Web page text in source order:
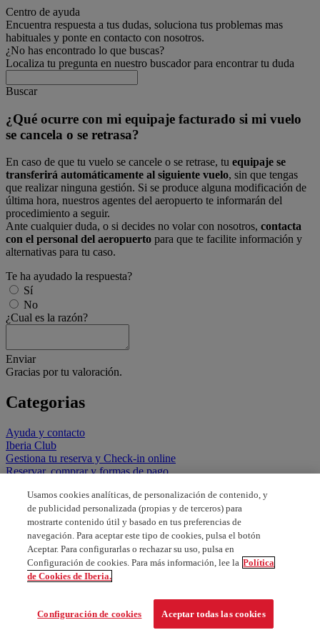
Centro de ayuda
Encuentra respuesta a tus dudas, soluciona tus problemas mas
habituales y ponte en contacto con nosotros.
¿No has encontrado lo que buscas?
Localiza tu pregunta en nuestro buscador para encontrar tu duda
Buscar
¿Qué ocurre con mi equipaje facturado si mi vuelo
se cancela o se retrasa?
En caso de que tu vuelo se cancele o se retrase, tu equipaje se
transferirá automáticamente al siguiente vuelo, sin que tengas
que realizar ninguna gestión. Si se produce alguna modificación de
última hora, nuestros agentes del aeropuerto te informarán del
procedimiento a seguir.
Ante cualquier duda, o si decides no volar con nosotros, contacta
con el personal del aeropuerto para que te facilite información y
alternativas para tu caso.
Te ha ayudado la respuesta?
Sí
No
¿Cual es la razón?
Enviar
Gracias por tu valoración.
Categorias
Ayuda y contacto
Iberia Club
Gestiona tu reserva y Check-in online
Reservar, comprar y formas de pago
Menores, familias, asistencia especial y documentación
Tarifas, descuentos, promociones y vuelos especiales
Vuelos y servicios en el aeropuerto
Nuestras clases y servicios a bordo
Usamos cookies analíticas, de personalización de contenido, y
de publicidad personalizada (propias y de terceros) para
mostrarte contenido útil y basado en tus preferencias de
navegación. Para aceptar este tipo de cookies, pulsa el botón
Aceptar. Para configurarlas o rechazar su uso, pulsa en
Configuración de cookies. Para más información, lee la Política
de Cookies de Iberia.
Configuración de cookies Aceptar todas las cookies